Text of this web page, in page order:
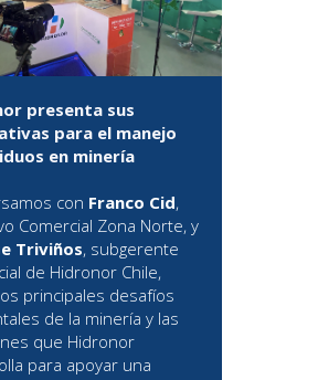
presenta sus
para el manejo
en minería
con Franco Cid,
Comercial Zona Norte, y
Triviños, subgerente
de Hidronor Chile,
principales desafíos
de la minería y las
que Hidronor
para apoyar una